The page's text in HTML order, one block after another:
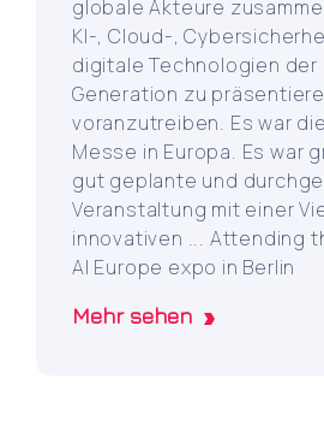
globale Akteure
KI-, Cloud-,
digitale Technologien der
Generation zu
voranzutreiben. Es war
Messe in Europa. Es war
gut geplante und
Veranstaltung mit einer
innovativen ... Attending
AI Europe expo in Berlin
Mehr sehen